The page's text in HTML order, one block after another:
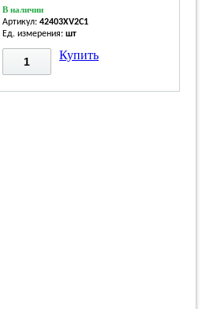
В наличии
Артикул:42403XV2C1
Ед. измерения:шт
Купить